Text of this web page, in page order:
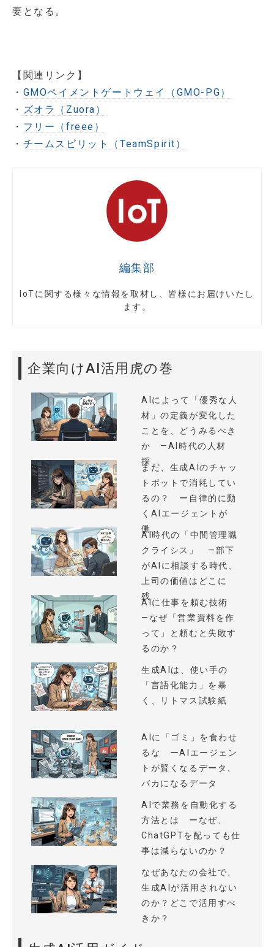
要となる。
【関連リンク】
・ GMOペイメントゲートウェイ（GMO-PG）
・ ズオラ（Zuora）
・ フリー（freee）
・ チームスピリット（TeamSpirit）
編集部
IoTに関する様々な情報を取材し、皆様にお届けいたし
ます。
企業向けAI活用虎の巻
AIによって「優秀な人
材」の定義が変化した
ことを、どうみるべき
か —AI時代の人材
採...
まだ、生成AIのチャッ
トボットで消耗してい
るの？ ー自律的に動
くAIエージェントが
働...
AI時代の「中間管理職
クライシス」 —部下
がAIに相談する時代、
上司の価値はどこに
残...
AIに仕事を頼む技術
—なぜ「営業資料を作
って」と頼むと失敗す
るのか？
生成AIは、使い手の
「言語化能力」を暴
く、リトマス試験紙
AIに「ゴミ」を食わせ
るな ーAIエージェン
トが賢くなるデータ、
バカになるデータ
AIで業務を自動化する
方法とは ーなぜ、
ChatGPTを配っても仕
事は減らないのか？
なぜあなたの会社で、
生成AIが活用されない
のか？どこで活用すべ
きか？